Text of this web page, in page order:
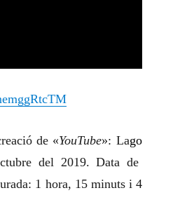
de «YouTube»: Lago
del 2019.Data de
1 hora, 15 minuts i 4